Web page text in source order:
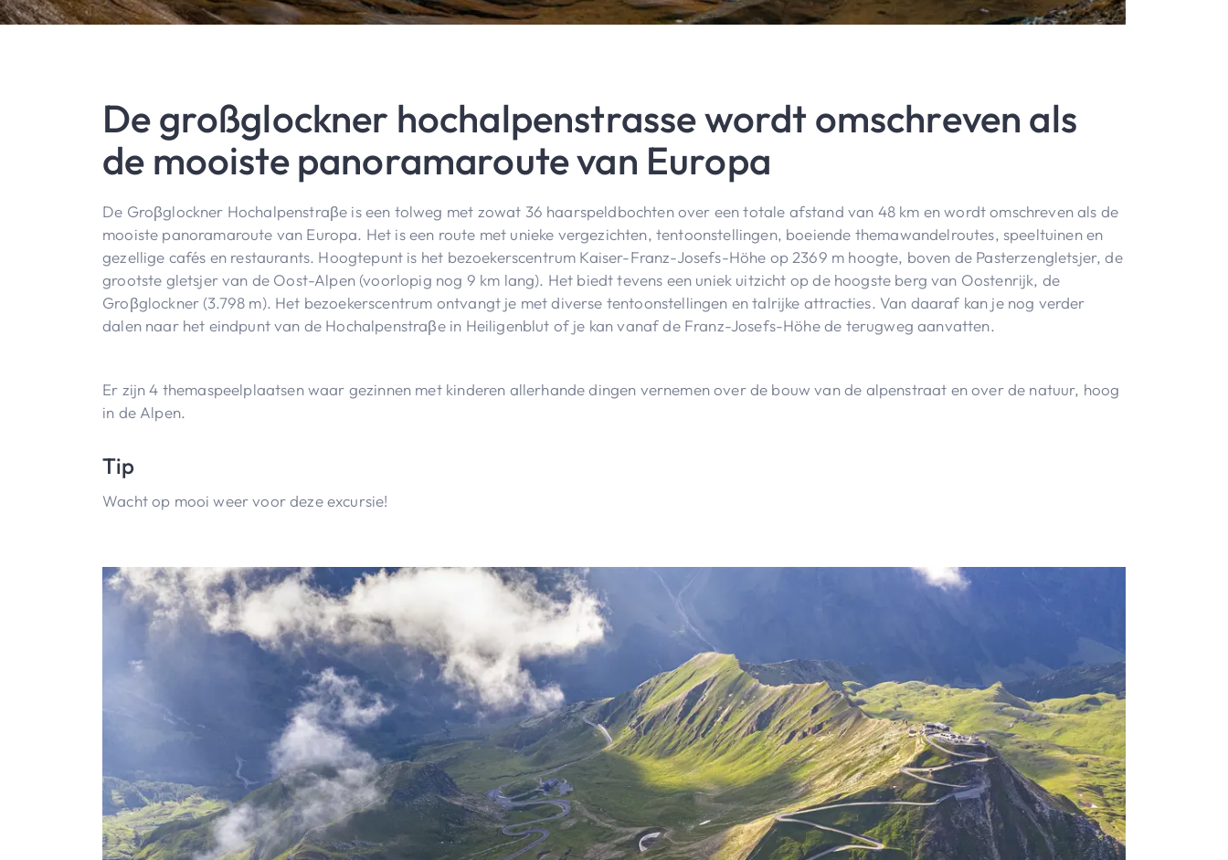
De großglockner hochalpenstrasse wordt omschreven als
de mooiste panoramaroute van Europa
De Groβglockner Hochalpenstraβe is een tolweg met zowat 36 haarspeldbochten over een totale afstand van 48 km en wordt omschreven als de
mooiste panoramaroute van Europa. Het is een route met unieke vergezichten, tentoonstellingen, boeiende themawandelroutes, speeltuinen en
gezellige cafés en restaurants. Hoogtepunt is het bezoekerscentrum Kaiser-Franz-Josefs-Höhe op 2369 m hoogte, boven de Pasterzengletsjer, de
grootste gletsjer van de Oost-Alpen (voorlopig nog 9 km lang). Het biedt tevens een uniek uitzicht op de hoogste berg van Oostenrijk, de
Groβglockner (3.798 m). Het bezoekerscentrum ontvangt je met diverse tentoonstellingen en talrijke attracties. Van daaraf kan je nog verder
dalen naar het eindpunt van de Hochalpenstraβe in Heiligenblut of je kan vanaf de Franz-Josefs-Höhe de terugweg aanvatten.
Er zijn 4 themaspeelplaatsen waar gezinnen met kinderen allerhande dingen vernemen over de bouw van de alpenstraat en over de natuur, hoog
in de Alpen.
Tip
Wacht op mooi weer voor deze excursie!